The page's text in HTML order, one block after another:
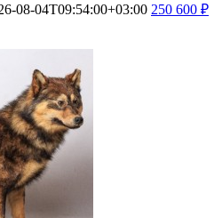
08-04T09:54:00+03:00 250 600 ₽